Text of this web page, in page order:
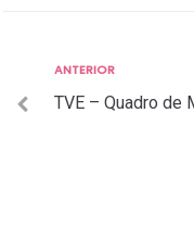
Navegação
de
Anterior
ANTERIOR
TVE – Quadro de